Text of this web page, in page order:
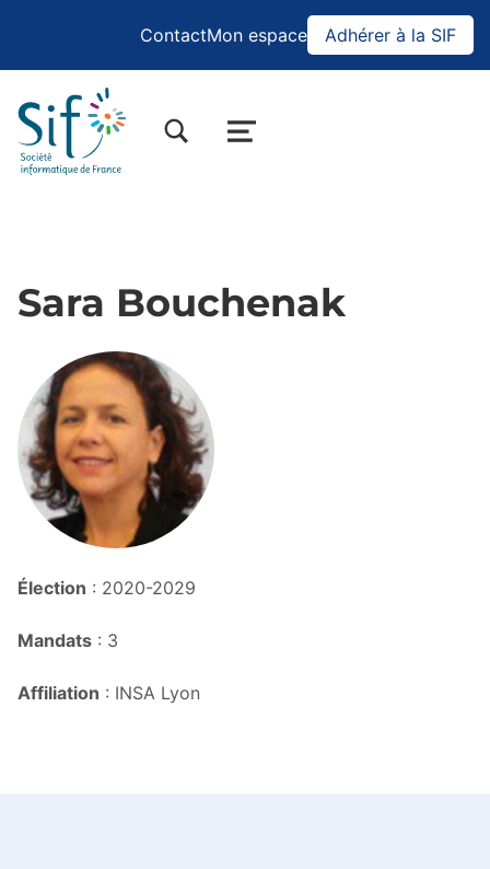
ContactMon espace Adhérer à la SIF
BASCULER LA BOÎTE DE DIALOGUE DU FORMULAIRE DE RECHERCHE
MENU
Sara Bouchenak
Élection : 2020-2029
Mandats : 3
Affiliation : INSA Lyon